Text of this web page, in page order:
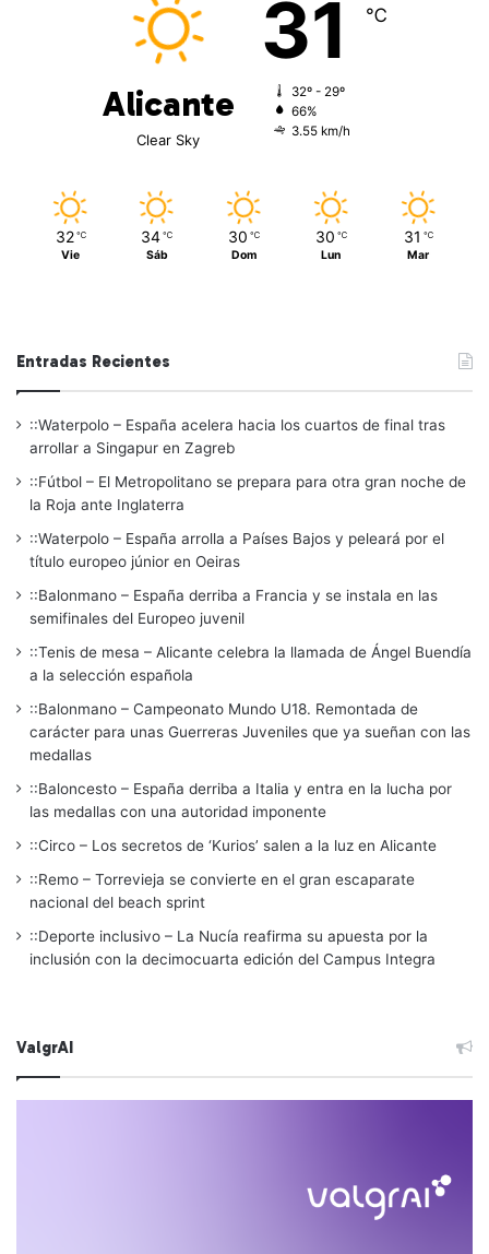
Alicante
Clear Sky
31 ℃
32º - 29º
66%
3.55 km/h
32 ℃
Vie
34 ℃
Sáb
30 ℃
Dom
30 ℃
Lun
31 ℃
Mar
Entradas Recientes
::Waterpolo – España acelera hacia los cuartos de final tras
arrollar a Singapur en Zagreb
::Fútbol – El Metropolitano se prepara para otra gran noche de
la Roja ante Inglaterra
::Waterpolo – España arrolla a Países Bajos y peleará por el
título europeo júnior en Oeiras
::Balonmano – España derriba a Francia y se instala en las
semifinales del Europeo juvenil
::Tenis de mesa – Alicante celebra la llamada de Ángel Buendía
a la selección española
::Balonmano – Campeonato Mundo U18. Remontada de
carácter para unas Guerreras Juveniles que ya sueñan con las
medallas
::Baloncesto – España derriba a Italia y entra en la lucha por
las medallas con una autoridad imponente
::Circo – Los secretos de ‘Kurios’ salen a la luz en Alicante
::Remo – Torrevieja se convierte en el gran escaparate
nacional del beach sprint
::Deporte inclusivo – La Nucía reafirma su apuesta por la
inclusión con la decimocuarta edición del Campus Integra
ValgrAI